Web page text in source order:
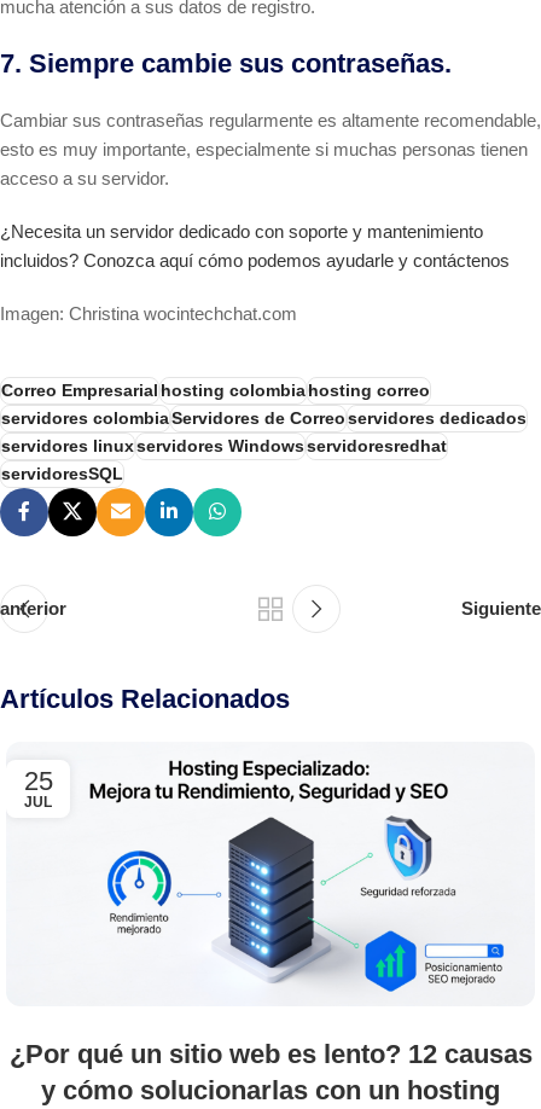
mucha atención a sus datos de registro.
7. Siempre cambie sus contraseñas.
Cambiar sus contraseñas regularmente es altamente recomendable,
esto es muy importante, especialmente si muchas personas tienen
acceso a su servidor.
¿Necesita un servidor dedicado con soporte y mantenimiento
incluidos? Conozca aquí cómo podemos ayudarle y contáctenos
Imagen: Christina wocintechchat.com
Correo Empresarial hosting colombiahosting correo
servidores colombiaServidores de Correo servidores dedicados
servidores linuxservidores Windowsservidoresredhat
servidoresSQL
anterior Siguiente
Artículos Relacionados
25
JUL
¿Por qué un sitio web es lento? 12 causas
y cómo solucionarlas con un hosting